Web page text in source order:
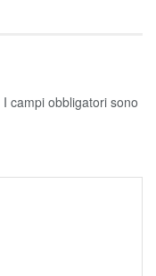
I campi obbligatori sono